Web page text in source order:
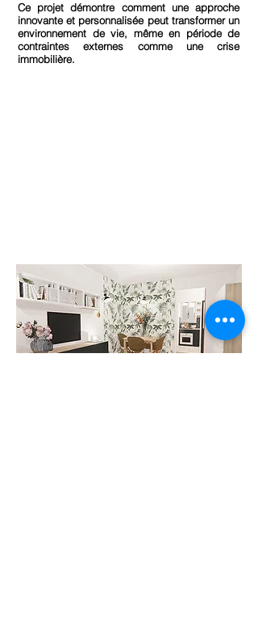
Ce projet démontre comment une approche
innovante et personnalisée peut transformer un
environnement de vie, même en période de
contraintes externes comme une crise
immobilière.